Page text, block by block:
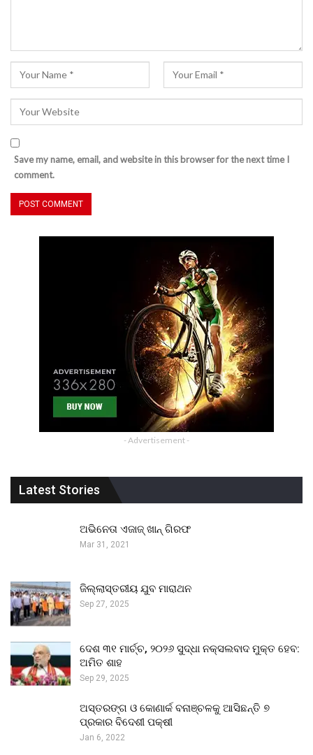
Save my name, email, and website in this browser for the next time I
comment.
- Advertisement -
Latest Stories
ଅଭିନେତା ଏଜାଜ୍ ଖାନ୍ ଗିରଫ
Mar 31, 2021
ଜିଲ୍ଲାସ୍ତରୀୟ ଯୁବ ମାରାଥନ
Sep 27, 2025
ଦେଶ ୩୧ ମାର୍ଚ୍ଚ, ୨୦୨୬ ସୁଦ୍ଧା ନକ୍ସଲବାଦ ମୁକ୍ତ ହେବ:
ଅମିତ ଶାହ
Sep 29, 2025
ଅସ୍ତରଙ୍ଗ ଓ କୋଣାର୍କ ବନାଞ୍ଚଳକୁ ଆସିଛନ୍ତି ୭
ପ୍ରକାର ବିଦେଶୀ ପକ୍ଷୀ
Jan 6, 2022